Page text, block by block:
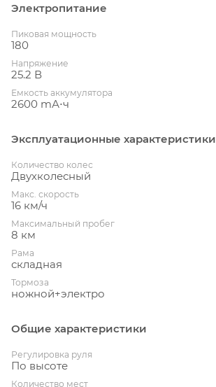
Электропитание
Пиковая мощность
180
Напряжение
25.2 В
Емкость аккумулятора
2600 mА⋅ч
Эксплуатационные характеристики
Количество колес
Двухколесный
Макс. скорость
16 км/ч
Максимальный пробег
8 км
Рама
складная
Тормоза
ножной+электро
Общие характеристики
Регулировка руля
По высоте
Количество мест